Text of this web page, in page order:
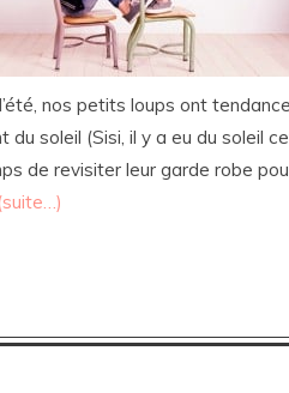
nos petits loups ont
du soleil (Sisi, il y a eu du soleil
de revisiter leur garde robe
(suite…)